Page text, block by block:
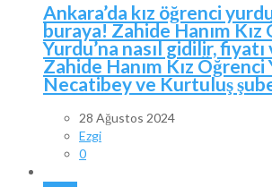
Ankara’da kız öğrenci
buraya! Zahide Hanım Kız
Yurdu’na nasıl gidilir, fiyatı
Zahide Hanım Kız Öğrenci
Necatibey ve Kurtuluş
28 Ağustos 2024
Ezgi
0